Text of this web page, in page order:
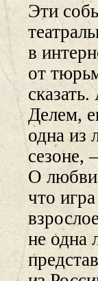
Эти
в
от
Делем,
одна из
сезоне,
О
что
не одна